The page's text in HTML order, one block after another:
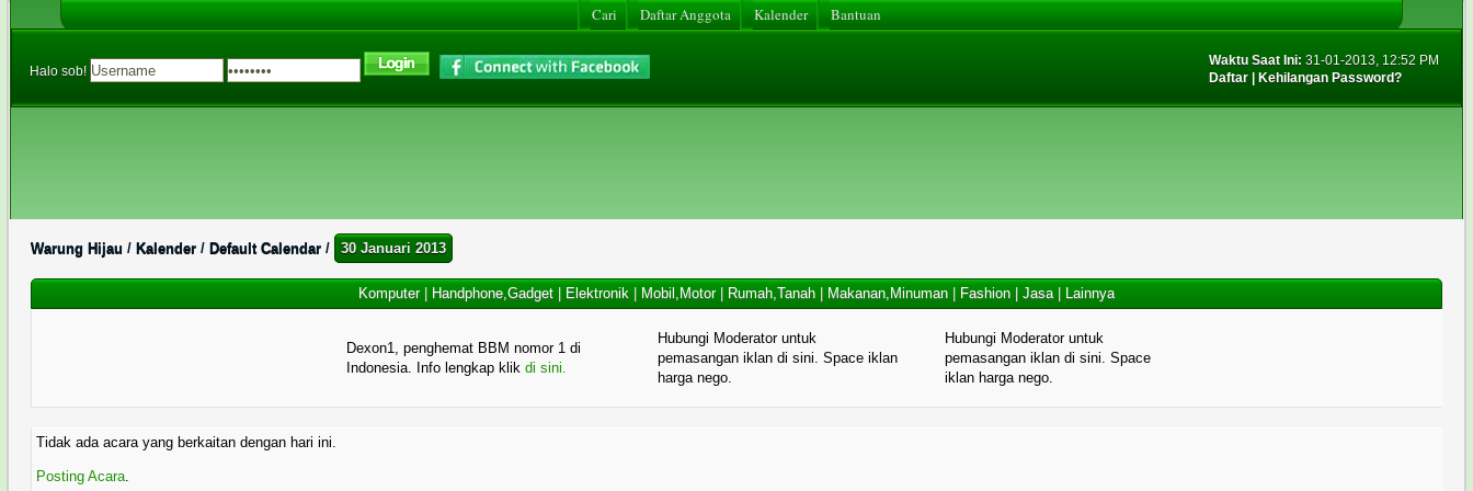
Cari Daftar Anggota Kalender Bantuan
Halo sob!
Waktu Saat Ini: 31-01-2013, 12:52 PM
Daftar
Kehilangan Password?
Warung Hijau / Kalender / Default Calendar / 30 Januari 2013
Komputer| Handphone,Gadget Elektronik Mobil,Motor| Rumah,Tanah Makanan,Minuman Fashion |Jasa| Lainnya
Dexon1, penghemat BBM nomor 1 di
Indonesia. Info lengkap klikdi sini.
Hubungi Moderator untuk
pemasangan iklan di sini. Space iklan
harga nego.
Hubungi Moderator untuk
pemasangan iklan di sini. Space
iklan harga nego.
Tidak ada acara yang berkaitan dengan hari ini.
Posting Acara.